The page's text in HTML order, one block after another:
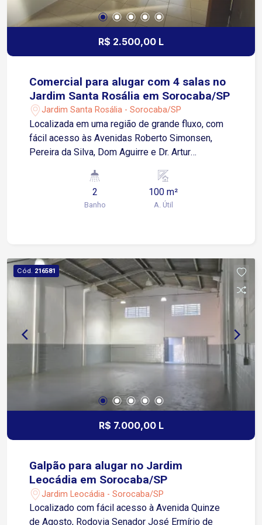
R$ 2.500,00 L
Comercial para alugar com 4 salas no
Jardim Santa Rosália em Sorocaba/SP
Jardim Santa Rosália - Sorocaba/SP
Localizada em uma região de grande fluxo, com
fácil acesso às Avenidas Roberto Simonsen,
Pereira da Silva, Dom Aguirre e Dr. Artur
infraestrutura comercial e de serviços,
proporcionando praticidade para clientes e
colaboradores. Sobre o imóvel: Sobreloja 4 salas
Visibilidade para o seu negócio Ideal para
escritórios, clínicas, consultórios, escolas,
coworkings e diversos segmentos comerciais
Localização em região movimentada e de fácil
acesso às principais vias da cidade Agende sua
visita e conheça o espaço ideal para o
crescimento da sua empresa!
2
Banho
100 m²
A. Útil
Cód. 216581
R$ 7.000,00 L
Galpão para alugar no Jardim
Leocádia em Sorocaba/SP
Jardim Leocádia - Sorocaba/SP
Localizado com fácil acesso à Avenida Quinze
de Agosto, Rodovia Senador José Ermírio de